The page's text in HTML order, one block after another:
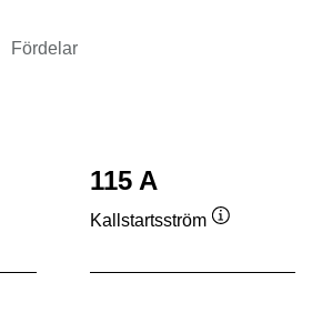
Fördelar
115 A
Kallstartsström